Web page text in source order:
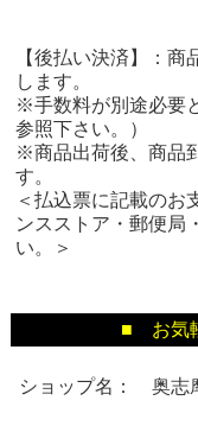
【後払い決済】：
します。
※手数料が別途必要
参照下さい。）
※商品出荷後、商品
す。
＜払込票に記載のお
ンスストア・郵便局
い。＞
■ お気
ショップ名： 奥志